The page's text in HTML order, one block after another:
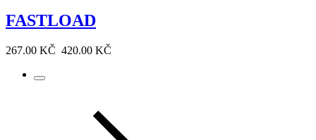
FASTLOAD
267.00 KČ 420.00 KČ